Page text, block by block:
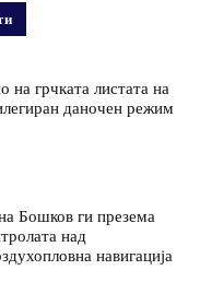
на грчката листата на
даночен режим
Бошков ги презема
над
навигација